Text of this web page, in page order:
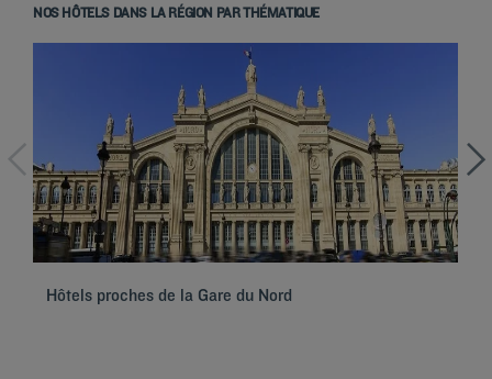
NOS HÔTELS DANS LA RÉGION PAR THÉMATIQUE
Hôtels proches de la Gare du Nord